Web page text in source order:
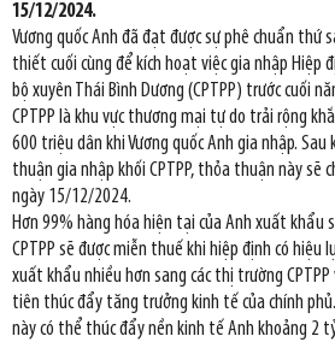
15/12/2024.
Vương quốc Anh đã đạt được sự phê chuẩn thứ
thiết cuối cùng để kích hoạt việc gia nhập Hiệp
bộ xuyên Thái Bình Dương (CPTPP) trước cuối
CPTPP là khu vực thương mại tự do trải rộng
600 triệu dân khi Vương quốc Anh gia nhập.
thuận gia nhập khối CPTPP, thỏa thuận này sẽ
ngày 15/12/2024.
Hơn 99% hàng hóa hiện tại của Anh xuất khẩu
CPTPP sẽ được miễn thuế khi hiệp định có hiệu
xuất khẩu nhiều hơn sang các thị trường
tiên thúc đẩy tăng trưởng kinh tế của chính
này có thể thúc đẩy nền kinh tế Anh khoảng 2